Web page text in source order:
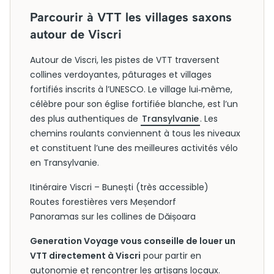
Parcourir à VTT les villages saxons
autour de Viscri
Autour de Viscri, les pistes de VTT traversent
collines verdoyantes, pâturages et villages
fortifiés inscrits à l’UNESCO. Le village lui‑même,
célèbre pour son église fortifiée blanche, est l’un
des plus authentiques de Transylvanie. Les
chemins roulants conviennent à tous les niveaux
et constituent l’une des meilleures activités vélo
en Transylvanie.
Itinéraire Viscri – Bunești (très accessible)
Routes forestières vers Meșendorf
Panoramas sur les collines de Dăișoara
Generation Voyage vous conseille de louer un
VTT directement à Viscri pour partir en
autonomie et rencontrer les artisans locaux.